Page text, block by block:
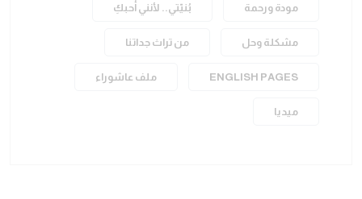
مودة ورحمة بُنيّتي.. لأنني أحبكِ
مشكلة وحل من تراث جداتنا
ENGLISH PAGES ملف عاشوراء
ميديا